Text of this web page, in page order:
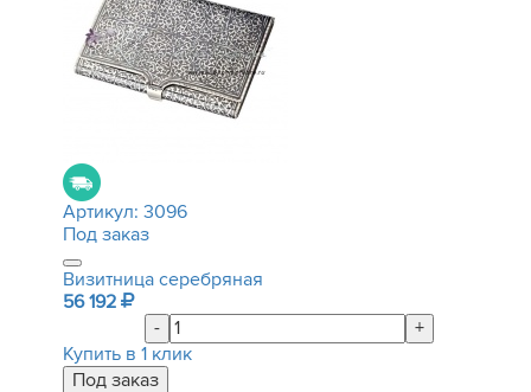
Артикул: 3096
Под заказ
Визитница серебряная
56 192
-
+
Купить в 1 клик